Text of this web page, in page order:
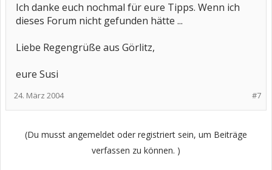
Ich danke euch nochmal für eure Tipps. Wenn ich
dieses Forum nicht gefunden hätte ...
Liebe Regengrüße aus Görlitz,
eure Susi
#7
24. März 2004
(Du musst angemeldet oder registriert sein, um Beiträge
verfassen zu können. )